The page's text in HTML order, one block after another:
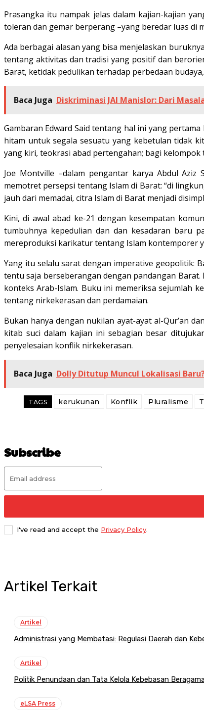
Prasangka itu nampak jelas dalam kajian-kajian
toleran dan gemar berperang –yang beredar luas di
Ada berbagai alasan yang bisa menjelaskan
tentang aktivitas dan tradisi yang positif dan
Barat, ketidak pedulikan terhadap perbedaan
Baca Juga Diskriminasi JAI Manislor: Dari
Gambaran Edward Said tentang hal ini yang
hitam untuk segala sesuatu yang kebetulan tidak
yang kiri, teokrasi abad pertengahan; bagi
Joe Montville –dalam pengantar karya Abdul Aziz
memotret persepsi tentang Islam di Barat: “di
jauh dari memadai, citra Islam di Barat menjadi
Kini, di awal abad ke-21 dengan kesempatan
tumbuhnya kepedulian dan dan kesadaran baru
mereproduksi karikatur tentang Islam kontemporer
Yang itu selalu sarat dengan imperative geopolitik:
tentu saja berseberangan dengan pandangan
konteks Arab-Islam. Buku ini memeriksa sejumlah
tentang nirkekerasan dan perdamaian.
Bukan hanya dengan nukilan ayat-ayat al-Qur’an
kitab suci dalam kajian ini sebagian besar
penyelesaian konflik nirkekerasan.
Baca Juga Dolly Ditutup Muncul Lokalisasi
TAGS kerukunan Konflik Pluralisme
Subscribe
I've read and accept the Privacy Policy.
Artikel Terkait
Artikel
Administrasi yang Membatasi: Regulasi Daerah dan
Artikel
Politik Penundaan dan Tata Kelola Kebebasan
eLSA Press